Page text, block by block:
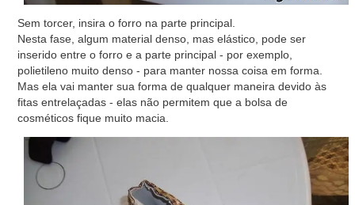
Sem torcer, insira o forro na parte principal.
Nesta fase, algum material denso, mas elástico, pode ser
inserido entre o forro e a parte principal - por exemplo,
polietileno muito denso - para manter nossa coisa em forma.
Mas ela vai manter sua forma de qualquer maneira devido às
fitas entrelaçadas - elas não permitem que a bolsa de
cosméticos fique muito macia.